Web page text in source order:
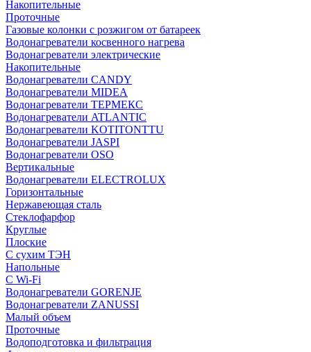
Накопительные
Проточные
Газовые колонки с розжигом от батареек
Водонагреватели косвенного нагрева
Водонагреватели электрические
Накопительные
Водонагреватели CANDY
Водонагреватели MIDEA
Водонагреватели ТЕРМЕКС
Водонагреватели ATLANTIC
Водонагреватели KOTITONTTU
Водонагреватели JASPI
Водонагреватели OSO
Вертикальные
Водонагреватели ELECTROLUX
Горизонтальные
Нержавеющая сталь
Стеклофарфор
Круглые
Плоские
С сухим ТЭН
Напольные
С Wi-Fi
Водонагреватели GORENJE
Водонагреватели ZANUSSI
Малый объем
Проточные
Водоподготовка и фильтрация